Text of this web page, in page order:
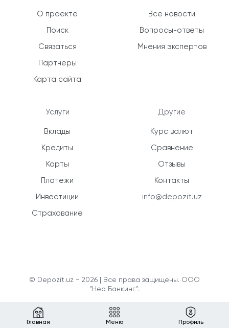
Главная Меню Профиль
О проекте
Поиск
Связаться
Партнеры
Карта сайта
Услуги
Вклады
Кредиты
Карты
Платежи
Инвестиции
Страхование
Все новости
Вопросы-ответы
Мнения экспертов
Другие
Курс валют
Сравнение
Отзывы
Контакты
info@depozit.uz
© Depozit.uz - 2026 | Все права защищены. ООО
"Нео Банкинг".